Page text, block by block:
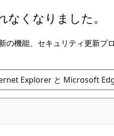
くなりました。
機能、セキュリティ更新プ
Explorer と Microsoft